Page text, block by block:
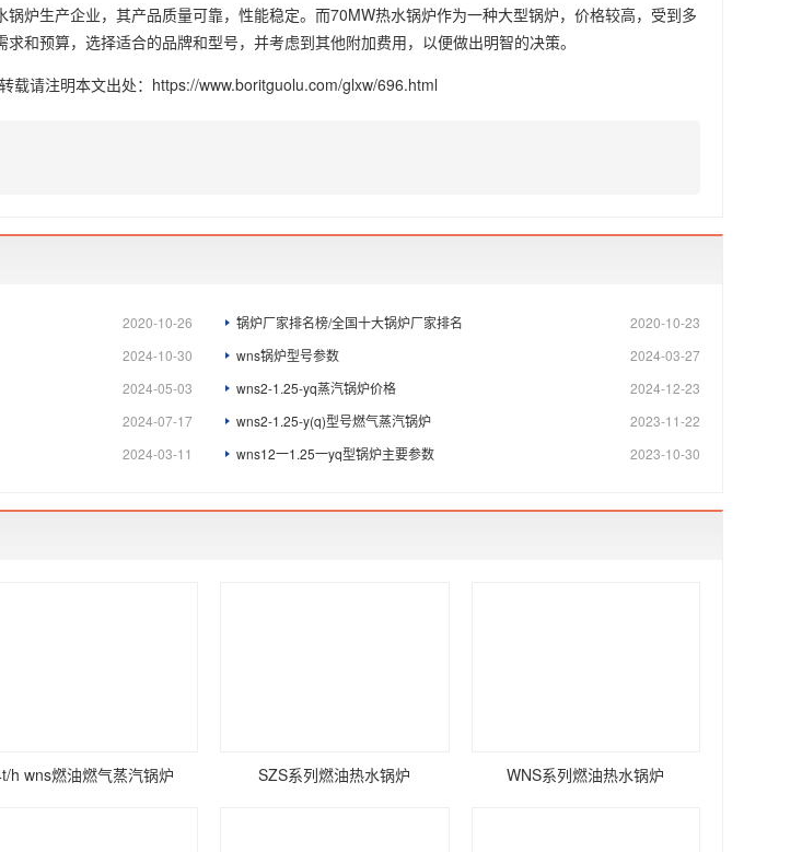
炉生产企业，其产品质量可靠，性能稳定。而70MW热水锅炉作为一种大型锅炉，价格较高，受到多
和预算，选择适合的品牌和型号，并考虑到其他附加费用，以便做出明智的决策。
载请注明本文出处：https://www.boritguolu.com/glxw/696.html
2020-10-26 2020-10-23
锅炉厂家排名榜/全国十大锅炉厂家排名
2024-10-30
2024-03-27
wns锅炉型号参数
2024-05-03
2024-12-23
wns2-1.25-yq蒸汽锅炉价格
2024-07-17
2023-11-22
wns2-1.25-y(q)型号燃气蒸汽锅炉
2024-03-11
2023-10-30
wns12一1.25一yq型锅炉主要参数
h wns燃油燃气蒸汽锅炉 SZS系列燃油热水锅炉 WNS系列燃油热水锅炉